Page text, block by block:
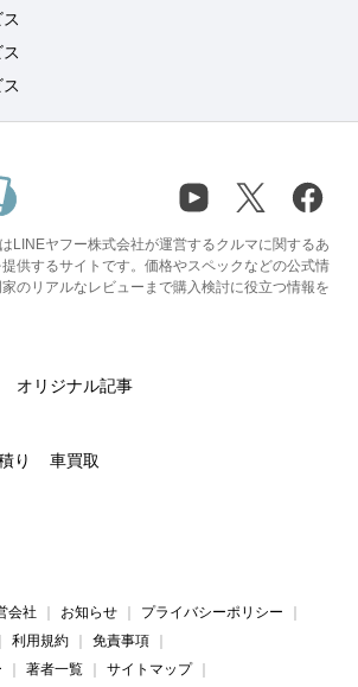
LINEヤフー株式会社が運営するクルマに関するあ
供するサイトです。価格やスペックなどの公式情
のリアルなレビューまで購入検討に役立つ情報を
オリジナル記事
り 車買取
会社 お知らせ
プライバシーポリシー
利用規約
免責事項
著者一覧 サイトマップ